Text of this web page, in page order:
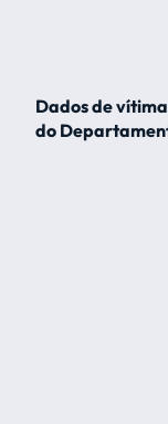
Dados de
do